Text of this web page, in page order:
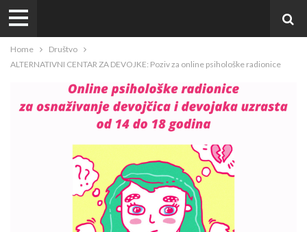
Home
Društvo
ALTERNATIVNI CENTAR ZA DEVOJKE: Poziv za online psihološke radionice